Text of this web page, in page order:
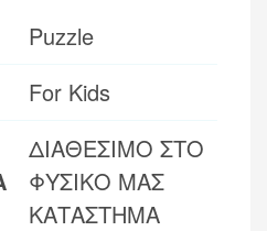
Puzzle
For Kids
ΔΙΑΘΕΣΙΜΟ ΣΤΟ
ΦΥΣΙΚΟ ΜΑΣ
ΚΑΤΑΣΤΗΜΑ